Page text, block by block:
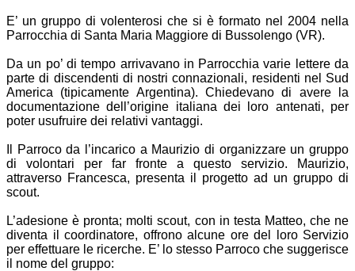
E’ un gruppo di volenterosi che si è formato nel 2004 nella
Parrocchia di Santa Maria Maggiore di Bussolengo (VR).
Da un po’ di tempo arrivavano in Parrocchia varie lettere da
parte di discendenti di nostri connazionali, residenti nel Sud
America (tipicamente Argentina). Chiedevano di avere la
documentazione dell’origine italiana dei loro antenati, per
poter usufruire dei relativi vantaggi.
Il Parroco da l’incarico a Maurizio di organizzare un gruppo
di volontari per far fronte a questo servizio. Maurizio,
attraverso Francesca, presenta il progetto ad un gruppo di
scout.
L’adesione è pronta; molti scout, con in testa Matteo, che ne
diventa il coordinatore, offrono alcune ore del loro Servizio
per effettuare le ricerche. E’ lo stesso Parroco che suggerisce
il nome del gruppo: